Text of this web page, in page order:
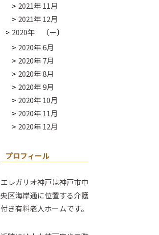
2021年 11月
2021年 12月
2020年 〔ー〕
2020年 6月
2020年 7月
2020年 8月
2020年 9月
2020年 10月
2020年 11月
2020年 12月
プロフィール
エレガリオ神戸は神戸市中
央区海岸通に位置する介護
付き有料老人ホームです。